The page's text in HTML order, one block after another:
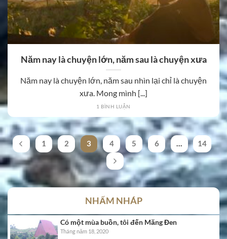
Năm nay là chuyện lớn, năm sau là chuyện xưa
Năm nay là chuyện lớn, năm sau nhìn lại chỉ là chuyện
xưa. Mong mình [...]
1 BÌNH LUẬN
1 2 3 4 5 6 … 14
NHẤM NHÁP
Có một mùa buồn, tôi đến Măng Đen
Tháng năm 18, 2020